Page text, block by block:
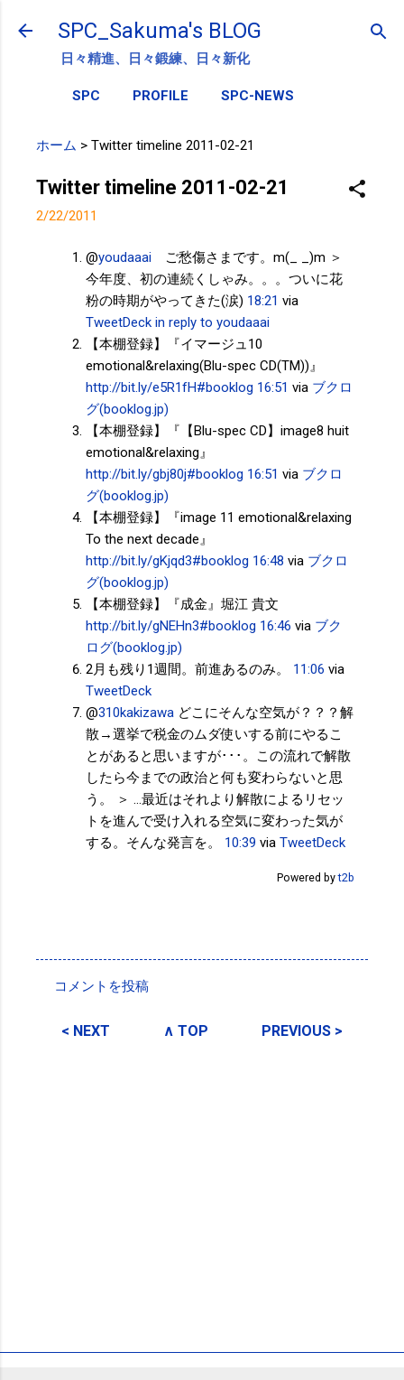
スキップしてメイン コンテンツに移動
SPC_Sakuma's BLOG
日々精進、日々鍛練、日々新化
SPC PROFILE SPC-NEWS
ホーム > Twitter timeline 2011-02-21
Twitter timeline 2011-02-21
2/22/2011
@youdaaai ご愁傷さまです。m(_ _)m ＞
今年度、初の連続くしゃみ。。。ついに花
粉の時期がやってきた(涙) 18:21 via
TweetDeck in reply to youdaaai
【本棚登録】『イマージュ10
emotional&relaxing(Blu-spec CD(TM))』
http://bit.ly/e5R1fH#booklog 16:51 via ブクロ
グ(booklog.jp)
【本棚登録】『【Blu-spec CD】image8 huit
emotional&relaxing』
http://bit.ly/gbj80j#booklog 16:51 via ブクロ
グ(booklog.jp)
【本棚登録】『image 11 emotional&relaxing
To the next decade』
http://bit.ly/gKjqd3#booklog 16:48 via ブクロ
グ(booklog.jp)
【本棚登録】『成金』堀江 貴文
http://bit.ly/gNEHn3#booklog 16:46 via ブク
ログ(booklog.jp)
2月も残り1週間。前進あるのみ。
11:06 via
TweetDeck
@310kakizawa どこにそんな空気が？？？解
散→選挙で税金のムダ使いする前にやるこ
とがあると思いますが･･･。この流れで解散
したら今までの政治と何も変わらないと思
う。 ＞ ...最近はそれより解散によるリセッ
トを進んで受け入れる空気に変わった気が
する。そんな発言を。
10:39 via TweetDeck
Powered byt2b
メ
コメントを投稿
< NEXT ∧ TOP PREVIOUS >